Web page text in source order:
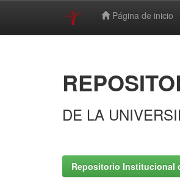
Página de inicio
DE LA
Repositorio Institucional